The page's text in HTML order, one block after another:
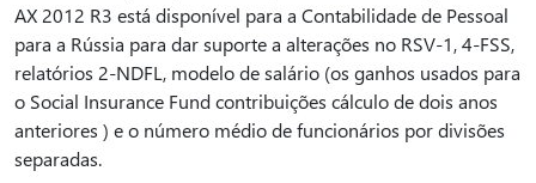
AX 2012 R3 está disponível para a Contabilidade de Pessoal
para a Rússia para dar suporte a alterações no RSV-1, 4-FSS,
relatórios 2-NDFL, modelo de salário (os ganhos usados para
o Social Insurance Fund contribuições cálculo de dois anos
anteriores ) e o número médio de funcionários por divisões
separadas.